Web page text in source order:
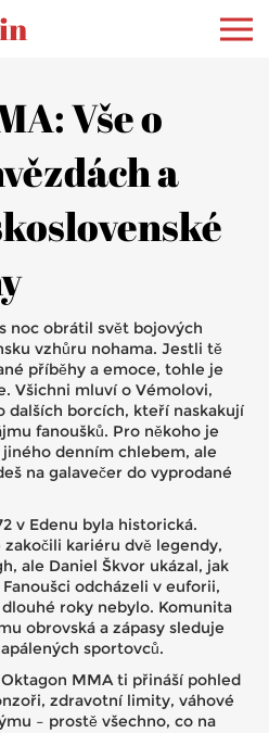
Vše o
a
noc obrátil svět bojových
vzhůru nohama. Jestli tě
příběhy a emoce, tohle je
Všichni mluví o Vémolovi,
dalších borcích, kteří naskakují
fanoušků. Pro někoho je
denním chlebem, ale
na galavečer do vyprodané
v Edenu byla historická.
kariéru dvě legendy,
ale Daniel Škvor ukázal, jak
odcházeli v euforii,
roky nebylo. Komunita
obrovská a zápasy sleduje
sportovců.
MMA ti přináší pohled
zdravotní limity, váhové
– prostě všechno, co na